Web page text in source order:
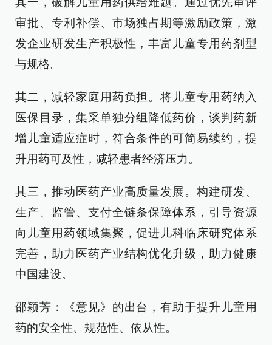
审批、专利补偿、市场独占期等激励政策，激
发企业研发生产积极性，丰富儿童专用药剂型
与规格。
其二，减轻家庭用药负担。将儿童专用药纳入
医保目录，集采单独分组降低药价，谈判药新
增儿童适应症时，符合条件的可简易续约，提
升用药可及性，减轻患者经济压力。
其三，推动医药产业高质量发展。构建研发、
生产、监管、支付全链条保障体系，引导资源
向儿童用药领域集聚，促进儿科临床研究体系
完善，助力医药产业结构优化升级，助力健康
中国建设。
邵颖芳：《意见》的出台，有助于提升儿童用
药的安全性、规范性、依从性。